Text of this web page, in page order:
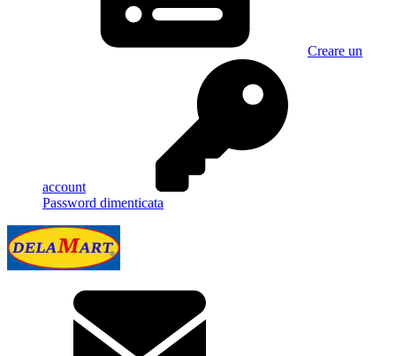
Creare un
account
Password dimenticata